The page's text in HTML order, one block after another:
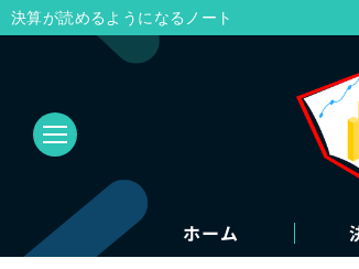
ホーム
決算が読めるようになるノート